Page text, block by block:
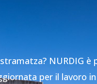
NURDIG è
per il lavoro